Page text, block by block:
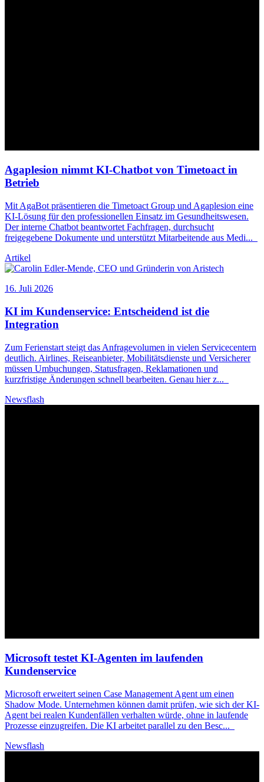
Agaplesion nimmtKI-Chatbot von Timetoact in
Betrieb
Mit AgaBot präsentieren die Timetoact Group und Agaplesion eine
KI-Lösung für den professionellen Einsatz im Gesundheitswesen.
Der interne Chatbot beantwortet Fachfragen, durchsucht
freigegebene Dokumente und unterstützt Mitarbeitende aus Medi...
Artikel
16. Juli 2026
KI im Kundenservice: Entscheidend ist die
Integration
Zum Ferienstart steigt das Anfragevolumen in vielen Servicecentern
deutlich. Airlines, Reiseanbieter, Mobilitätsdienste und Versicherer
müssen Umbuchungen, Statusfragen, Reklamationen und
kurzfristige Änderungen schnell bearbeiten. Genau hier z...
Newsflash
Microsoft testetKI-Agenten im laufenden
Kundenservice
Microsoft erweitert seinen Case Management Agent um einen
Shadow Mode. Unternehmen können damit prüfen, wie sich derKI-
Agent bei realen Kundenfällen verhalten würde, ohne in laufende
Prozesse einzugreifen. Die KI arbeitet parallel zu den Besc...
Newsflash